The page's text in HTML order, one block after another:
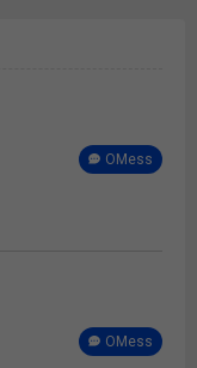
OMess
OMess